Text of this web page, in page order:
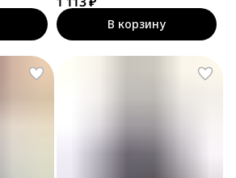
В корзину